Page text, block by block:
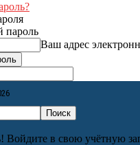
пароль
Ваш адрес
Войдите в свою учётную